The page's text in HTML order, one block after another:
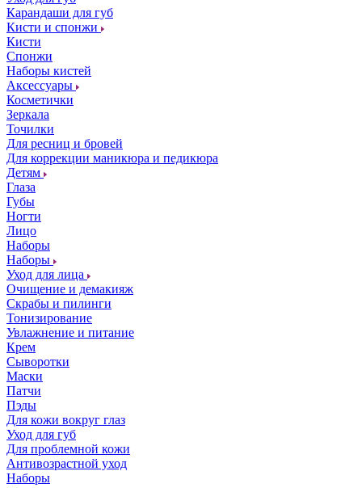
Карандаши для губ
Кисти и спонжи
Кисти
Спонжи
Наборы кистей
Аксессуары
Косметички
Зеркала
Точилки
Для ресниц и бровей
Для коррекции маникюра и педикюра
Детям
Глаза
Губы
Ногти
Лицо
Наборы
Наборы
Уход для лица
Очищение и демакияж
Скрабы и пилинги
Тонизирование
Увлажнение и питание
Крем
Сыворотки
Маски
Патчи
Пэды
Для кожи вокруг глаз
Уход для губ
Для проблемной кожи
Антивозрастной уход
Наборы